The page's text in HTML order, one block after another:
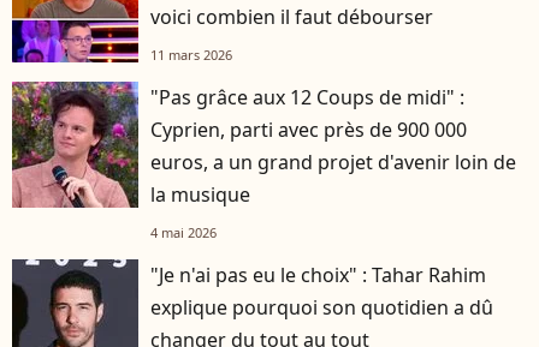
voici combien il faut débourser
11 mars 2026
"Pas grâce aux 12 Coups de midi" :
Cyprien, parti avec près de 900 000
euros, a un grand projet d'avenir loin de
la musique
4 mai 2026
"Je n'ai pas eu le choix" : Tahar Rahim
explique pourquoi son quotidien a dû
changer du tout au tout